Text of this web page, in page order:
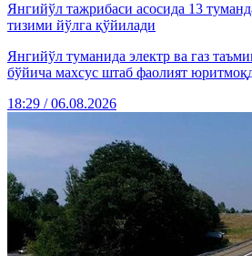
Янгийўл тажрибаси асосида 13
тизими йўлга қўйилади
Янгийўл туманида электр ва газ
бўйича махсус штаб фаолият
18:29 / 06.08.2026